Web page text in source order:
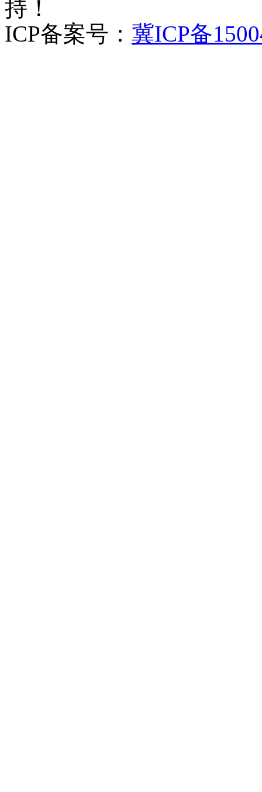
持！
ICP备案号： 冀ICP备